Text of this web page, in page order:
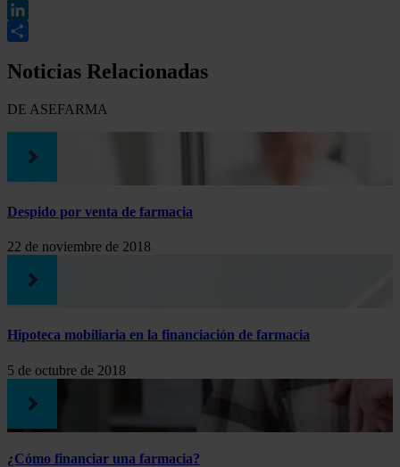
WhatsApp
LinkedIn
Noticias Relacionadas
DE ASEFARMA
Despido por venta de farmacia
22 de noviembre de 2018
Hipoteca mobiliaria en la financiación de farmacia
5 de octubre de 2018
¿Cómo financiar una farmacia?